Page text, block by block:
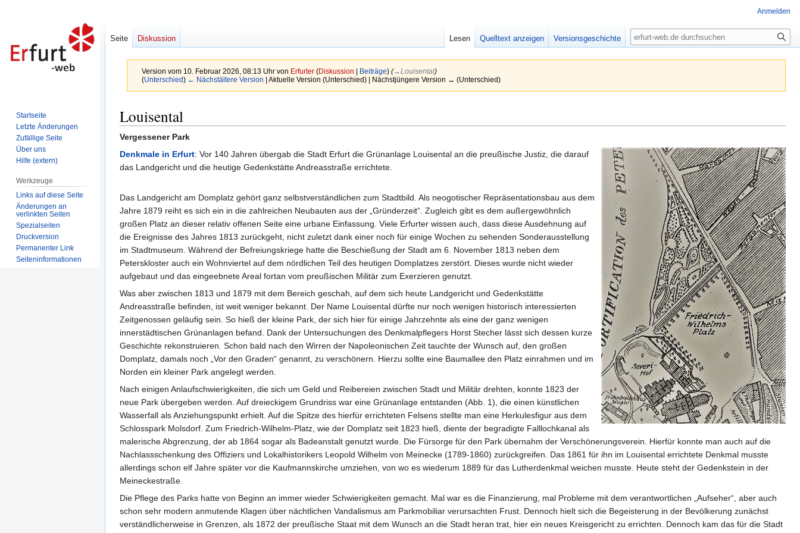
Version vom 10. Februar 2026, 08:13 Uhr von Erfurter (Diskussion | Beiträge) (→‎Louisental)
(Unterschied) ← Nächstältere Version | Aktuelle Version (Unterschied) | Nächstjüngere Version → (Unterschied)
Navigation
springen
Suche
springen
Louisental
Vergessener Park
Denkmale in Erfurt: Vor 140 Jahren übergab die Stadt Erfurt die Grünanlage Louisental an die preußische Justiz, die darauf
das Landgericht und die heutige Gedenkstätte Andreasstraße errichtete.
Das Landgericht am Domplatz gehört ganz selbstverständlichen zum Stadtbild. Als neogotischer Repräsentationsbau aus dem
Jahre 1879 reiht es sich ein in die zahlreichen Neubauten aus der „Gründerzeit“. Zugleich gibt es dem außergewöhnlich
großen Platz an dieser relativ offenen Seite eine urbane Einfassung. Viele Erfurter wissen auch, dass diese Ausdehnung auf
die Ereignisse des Jahres 1813 zurückgeht, nicht zuletzt dank einer noch für einige Wochen zu sehenden Sonderausstellung
im Stadtmuseum. Während der Befreiungskriege hatte die Beschießung der Stadt am 6. November 1813 neben dem
Peterskloster auch ein Wohnviertel auf dem nördlichen Teil des heutigen Domplatzes zerstört. Dieses wurde nicht wieder
aufgebaut und das eingeebnete Areal fortan vom preußischen Militär zum Exerzieren genutzt.
Was aber zwischen 1813 und 1879 mit dem Bereich geschah, auf dem sich heute Landgericht und Gedenkstätte
Andreasstraße befinden, ist weit weniger bekannt. Der Name Louisental dürfte nur noch wenigen historisch interessierten
Zeitgenossen geläufig sein. So hieß der kleine Park, der sich hier für einige Jahrzehnte als eine der ganz wenigen
innerstädtischen Grünanlagen befand. Dank der Untersuchungen des Denkmalpflegers Horst Stecher lässt sich dessen kurze
Geschichte rekonstruieren. Schon bald nach den Wirren der Napoleonischen Zeit tauchte der Wunsch auf, den großen
Domplatz, damals noch „Vor den Graden“ genannt, zu verschönern. Hierzu sollte eine Baumallee den Platz einrahmen und im
Norden ein kleiner Park angelegt werden.
Nach einigen Anlaufschwierigkeiten, die sich um Geld und Reibereien zwischen Stadt und Militär drehten, konnte 1823 der
neue Park übergeben werden. Auf dreieckigem Grundriss war eine Grünanlage entstanden (Abb. 1), die einen künstlichen
Wasserfall als Anziehungspunkt erhielt. Auf die Spitze des hierfür errichteten Felsens stellte man eine Herkulesfigur aus dem
Schlosspark Molsdorf. Zum Friedrich-Wilhelm-Platz, wie der Domplatz seit 1823 hieß, diente der begradigte Falllochkanal als
malerische Abgrenzung, der ab 1864 sogar als Badeanstalt genutzt wurde. Die Fürsorge für den Park übernahm der Verschönerungsverein. Hierfür konnte man auch auf die
Nachlassschenkung des Offiziers und Lokalhistorikers Leopold Wilhelm von Meinecke (1789-1860) zurückgreifen. Das 1861 für ihn im Louisental errichtete Denkmal musste
allerdings schon elf Jahre später vor die Kaufmannskirche umziehen, von wo es wiederum 1889 für das Lutherdenkmal weichen musste. Heute steht der Gedenkstein in der
Meineckestraße.
Die Pflege des Parks hatte von Beginn an immer wieder Schwierigkeiten gemacht. Mal war es die Finanzierung, mal Probleme mit dem verantwortlichen „Aufseher“, aber auch
schon sehr modern anmutende Klagen über nächtlichen Vandalismus am Parkmobiliar verursachten Frust. Dennoch hielt sich die Begeisterung in der Bevölkerung zunächst
verständlicherweise in Grenzen, als 1872 der preußische Staat mit dem Wunsch an die Stadt heran trat, hier ein neues Kreisgericht zu errichten. Dennoch kam das für die Stadt
Anmelden
Seite Diskussion Lesen Quelltext anzeigen Versionsgeschichte Suche
Startseite
Letzte Änderungen
Zufällige Seite
Über uns
Hilfe (extern)
Werkzeuge
Links auf diese Seite
Änderungen an
verlinkten Seiten
Spezialseiten
Druckversion
Permanenter Link
Seiten­informationen